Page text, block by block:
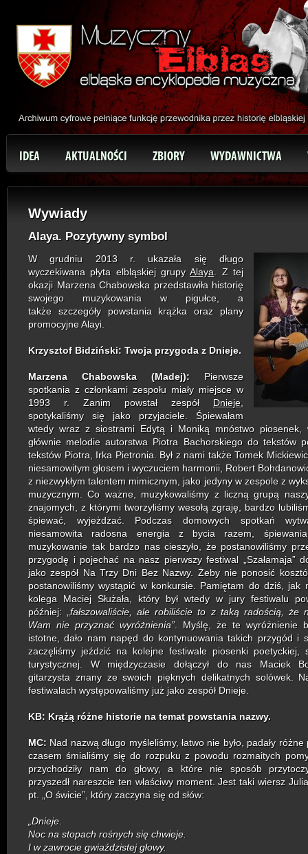
IDEA AKTUALNOŚCI ZBIORY WYDAWNICTWA
Wywiady
Alaya. Pozytywny symbol
W grudniu 2013 r. ukazała się długo
wyczekiwana płyta elbląskiej grupyAlaya . Z tej
okazji Marzena Chabowska przedstawiła historię
swojego muzykowania w pigułce, a
także szczegóły powstania krążkaoraz plany
promocyjne Alayi.
Krzysztof Bidziński: Twoja przygoda z Dnieje.
Marzena Chabowska (Madej): Pierwsze
spotkania z członkami zespołu miały miejsce w
1993 r.
Zanim powstał zespół Dnieje
spotykaliśmy się jako przyjaciele. Śpiewałam
wtedy wraz z siostrami Edytą i Moniką mnóstwo piosenek,
głównie melodie autorstwa Piotra Bachorskiego do tekstów
tekstów Piotra, Irka Pietronia. Był z nami także Tomek
niesamowitym głosem i wyczuciem harmonii, Robert
z niezwykłym talentem mimicznym, jako jedyny w zespole z
muzycznym. Co ważne, muzykowaliśmy z liczną grupą
znajomych, z którymi tworzyliśmy wesołą zgraję, bardzo
śpiewać, wyjeżdżać. Podczas domowych spotkań
niesamowita radosna energia z bycia razem,
muzykowanie tak bardzo nas cieszyło, że postanowiliśmy
przygodę i pojechać na nasz pierwszy festiwal „Szałamaja”
jako zespół Na Trzy Dni Bez Nazwy. Żeby nie ponosić
postanowiliśmy wystąpić w konkursie. Pamiętam do dziś, jak
kolega Maciej Służała, który był wtedy w jury festiwalu
później: „fałszowaliście, ale robiliście to z taką radością, że
Wam nie przyznać wyróżnienia”. Myślę, że te wyróżnienie
istotne, dało nam napęd do kontynuowania takich przygód i
zaczęliśmy jeździć na kolejne festiwale piosenki poetyckiej,
turystycznej. W międzyczasie dołączył do nas Maciek
gitarzysta znany ze swoich pięknych delikatnych solówek.
festiwalach występowaliśmy już jako zespół Dnieje.
KB: Krążą różne historie na temat powstania nazwy.
MC: Nad nazwą długo myśleliśmy, łatwo nie było, padały
czasem śmialiśmy się do rozpuku z powodu rozmaitych
przychodziły nam do głowy, a które nie sposób
przyszedł nareszcie ten właściwy moment. Jest taki wiersz
pt. „O świcie”, który zaczyna się od słów:
„Dnieje
Noc na stopach rośnych się chwieje.
I w zawrocie gwiaździstej głowy.